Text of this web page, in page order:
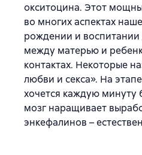
окситоцина. Этот
во многих аспектах
рождении и воспитании
между матерью и
контактах. Некоторые
любви и секса». На
хочется каждую минуту
мозг наращивает
энкефалинов – естествен